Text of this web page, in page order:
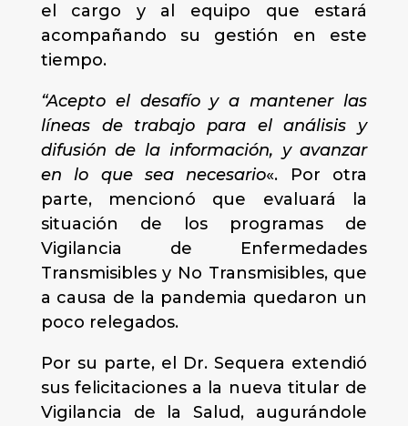
el cargo y al equipo que estará
acompañando su gestión en este
tiempo.
“Acepto el desafío y a mantener las
líneas de trabajo para el análisis y
difusión de la información, y avanzar
en lo que sea necesario«. Por otra
parte, mencionó que evaluará la
situación de los programas de
Vigilancia de Enfermedades
Transmisibles y No Transmisibles, que
a causa de la pandemia quedaron un
poco relegados.
Por su parte, el Dr. Sequera extendió
sus felicitaciones a la nueva titular de
Vigilancia de la Salud, augurándole